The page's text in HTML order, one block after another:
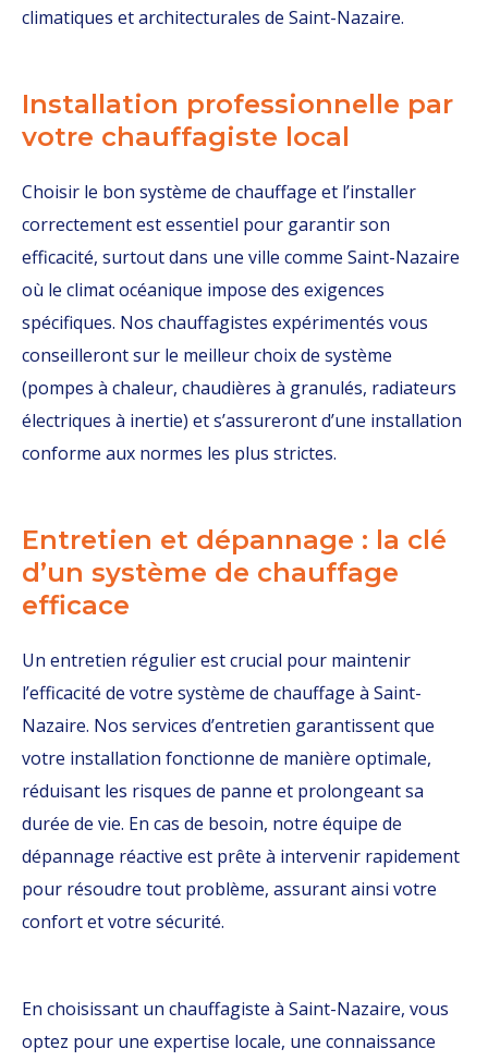
climatiques et architecturales de Saint-Nazaire.
Installation professionnelle par
votre chauffagiste local
Choisir le bon système de chauffage et l’installer
correctement est essentiel pour garantir son
efficacité, surtout dans une ville comme Saint-Nazaire
où le climat océanique impose des exigences
spécifiques. Nos chauffagistes expérimentés vous
conseilleront sur le meilleur choix de système
(pompes à chaleur, chaudières à granulés, radiateurs
électriques à inertie) et s’assureront d’une installation
conforme aux normes les plus strictes.
Entretien et dépannage : la clé
d’un système de chauffage
efficace
Un entretien régulier est crucial pour maintenir
l’efficacité de votre système de chauffage à Saint-
Nazaire. Nos services d’entretien garantissent que
votre installation fonctionne de manière optimale,
réduisant les risques de panne et prolongeant sa
durée de vie. En cas de besoin, notre équipe de
dépannage réactive est prête à intervenir rapidement
pour résoudre tout problème, assurant ainsi votre
confort et votre sécurité.
En choisissant un chauffagiste à Saint-Nazaire, vous
optez pour une expertise locale, une connaissance